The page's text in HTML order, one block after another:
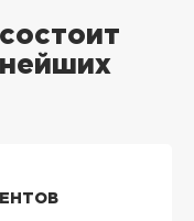
состоит